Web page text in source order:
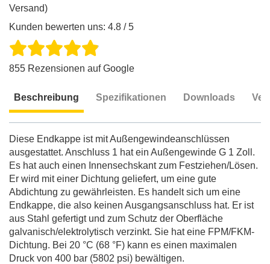
Versand)
Kunden bewerten uns: 4.8 / 5
855 Rezensionen auf Google
Beschreibung Spezifikationen Downloads
Diese Endkappe ist mit Außengewindeanschlüssen
ausgestattet. Anschluss 1 hat ein Außengewinde G 1 Zoll.
Es hat auch einen Innensechskant zum Festziehen/Lösen.
Er wird mit einer Dichtung geliefert, um eine gute
Abdichtung zu gewährleisten. Es handelt sich um eine
Endkappe, die also keinen Ausgangsanschluss hat. Er ist
aus Stahl gefertigt und zum Schutz der Oberfläche
galvanisch/elektrolytisch verzinkt. Sie hat eine FPM/FKM-
Dichtung. Bei 20 °C (68 °F) kann es einen maximalen
Druck von 400 bar (5802 psi) bewältigen.